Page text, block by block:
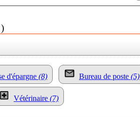
d'épargne (8) Bureau de poste (5)
Vétérinaire (7)